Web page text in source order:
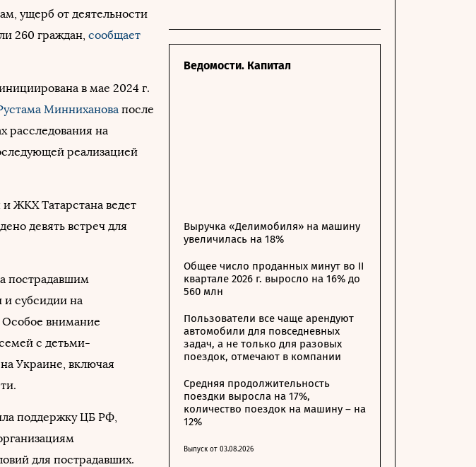
ущерб от деятельности
260 граждан, сообщает
в мае 2024 г.
Минниханова после
расследования на
реализацией
ЖКХ Татарстана ведет
девять встреч для
пострадавшим
субсидии на
Особое внимание
с детьми-
Украине, включая
поддержку ЦБ РФ,
для пострадавших.
Ведомости. Капитал
Выручка «Делимобиля» на машину
увеличилась на 18%
Общее число проданных минут во II
квартале 2026 г. выросло на 16% до
560 млн
Пользователи все чаще арендуют
автомобили для повседневных
задач, а не только для разовых
поездок, отмечают в компании
Средняя продолжительность
поездки выросла на 17%,
количество поездок на машину – на
12%
Выпуск от 03.08.2026